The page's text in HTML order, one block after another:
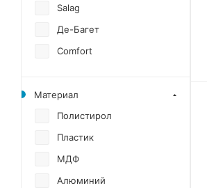
Salag
Де-Багет
Comfort
Материал
Полистирол
Пластик
МДФ
Алюминий